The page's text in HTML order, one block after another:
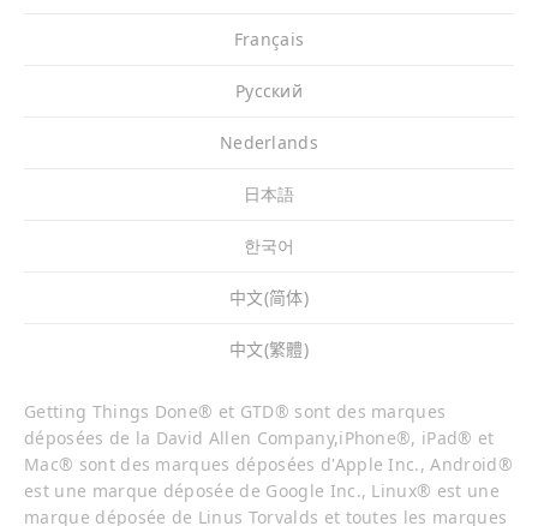
Français
Pусский
Nederlands
日本語
한국어
中文(简体)
中文(繁體)
Getting Things Done® et GTD® sont des marques
déposées de la David Allen Company,iPhone®, iPad® et
Mac® sont des marques déposées d'Apple Inc., Android®
est une marque déposée de Google Inc., Linux® est une
marque déposée de Linus Torvalds et toutes les marques